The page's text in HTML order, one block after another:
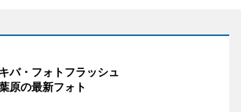
バ・フォトフラッシュ
原の最新フォト